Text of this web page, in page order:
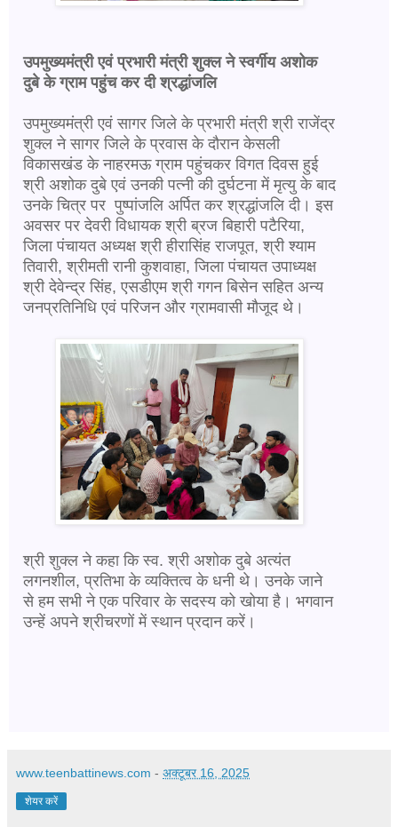
उपमुख्यमंत्री एवं प्रभारी मंत्री शुक्ल ने स्वर्गीय अशोक
दुबे के ग्राम पहुंच कर दी श्रद्धांजलि
उपमुख्यमंत्री एवं सागर जिले के प्रभारी मंत्री श्री राजेंद्र
शुक्ल ने सागर जिले के प्रवास के दौरान केसली
विकासखंड के नाहरमऊ ग्राम पहुंचकर विगत दिवस हुई
श्री अशोक दुबे एवं उनकी पत्नी की दुर्घटना में मृत्यु के बाद
उनके चित्र पर पुष्पांजलि अर्पित कर श्रद्धांजलि दी। इस
अवसर पर देवरी विधायक श्री ब्रज बिहारी पटैरिया,
जिला पंचायत अध्यक्ष श्री हीरासिंह राजपूत, श्री श्याम
तिवारी, श्रीमती रानी कुशवाहा, जिला पंचायत उपाध्यक्ष
श्री देवेन्द्र सिंह, एसडीएम श्री गगन बिसेन सहित अन्य
जनप्रतिनिधि एवं परिजन और ग्रामवासी मौजूद थे।
श्री शुक्ल ने कहा कि स्व. श्री अशोक दुबे अत्यंत
लगनशील, प्रतिभा के व्यक्तित्व के धनी थे। उनके जाने
से हम सभी ने एक परिवार के सदस्य को खोया है। भगवान
उन्हें अपने श्रीचरणों में स्थान प्रदान करें।
www.teenbattinews.com - अक्टूबर 16, 2025
शेयर करें